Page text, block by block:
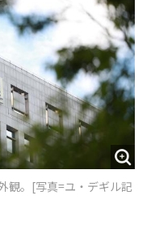
観。[写真=ユ・デギル記